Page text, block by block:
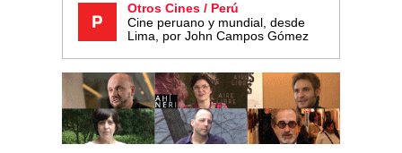
Otros Cines / Perú
Cine peruano y mundial, desde
Lima, por John Campos Gómez